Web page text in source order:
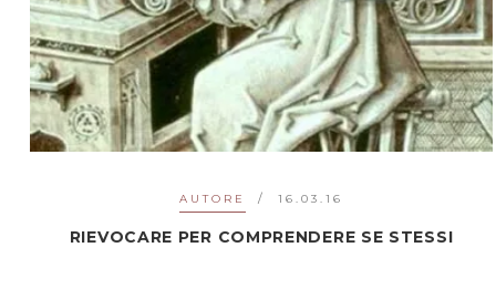
AUTORE 16.03.16
RIEVOCARE PER COMPRENDERE SE STESSI